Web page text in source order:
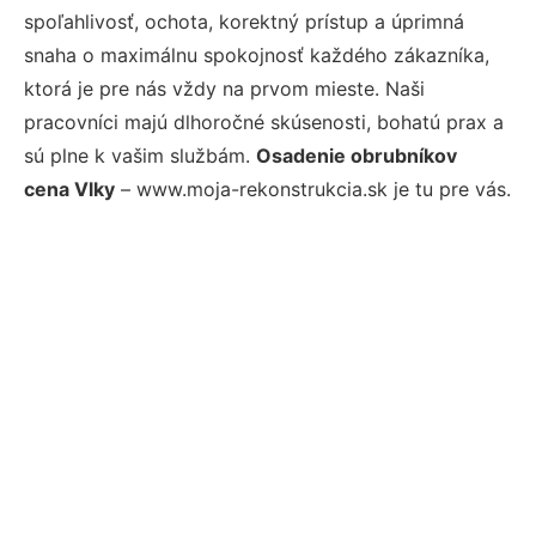
spoľahlivosť, ochota, korektný prístup a úprimná
snaha o maximálnu spokojnosť každého zákazníka,
ktorá je pre nás vždy na prvom mieste. Naši
pracovníci majú dlhoročné skúsenosti, bohatú prax a
sú plne k vašim službám. Osadenie obrubníkov
cena Vlky – www.moja-rekonstrukcia.sk je tu pre vás.